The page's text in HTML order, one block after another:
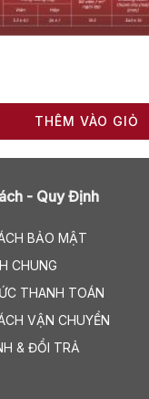
THÊM VÀO GIỎ
- Quy Định
BẢO MẬT
CHUNG
THANH TOÁN
VẬN CHUYỂN
& ĐỔI TRẢ